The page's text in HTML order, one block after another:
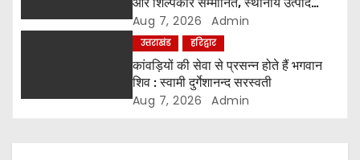
n
अपनाने का आह्वान
Aug 7, 2026 Admin
उत्तराखंड हरिद्वार
कांवड़ियों की सेवा से प्रसन्न होते हैं भगवान
शिव : स्वामी दुर्गेशानन्द सरस्वती
Aug 7, 2026 Admin